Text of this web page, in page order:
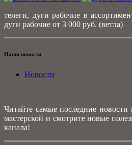
телеги, дуги рабочие в
дуги рабочие от 3 000 руб. (ветла)
Наши новости
Новости
Читайте самые последние
мастерской и смотрите новые
канала!